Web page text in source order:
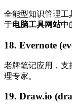
全能型知识管理工
于电脑工具网站中
18. Evernote
老牌笔记应用，支
理专家。
19. Draw.io